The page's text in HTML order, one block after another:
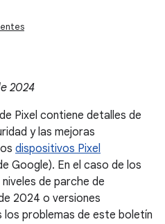
2024
Pixel contiene detalles de
y las mejoras
dispositivos Pixel
Google). En el caso de los
de parche de
2024 o versiones
problemas de este boletín